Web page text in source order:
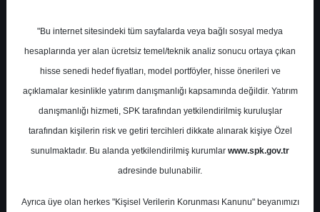
TRGYO- TORUNLAR
GAYRİMENKUL YATIRIM
Hedef Fiyat 79.00 ₺
Getiri
%0.00
0
Get.
0
"Bu internet sitesindeki tüm sayfalarda veya bağlı sosyal medya
hesaplarında yer alan ücretsiz temel/teknik analiz sonucu ortaya çıkan
hisse senedi hedef fiyatları, model portföyler, hisse önerileri ve
açıklamalar kesinlikle yatırım danışmanlığı kapsamında değildir. Yatırım
danışmanlığı hizmeti, SPK tarafından yetkilendirilmiş kuruluşlar
tarafından kişilerin risk ve getiri tercihleri dikkate alınarak kişiye Özel
sunulmaktadır. Bu alanda yetkilendirilmiş kurumlar www.spk.gov.tr
adresinde bulunabilir.
Ayrıca üye olan herkes "Kişisel Verilerin Korunması Kanunu" beyanımızı